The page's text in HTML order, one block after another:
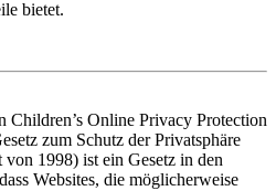
bietet.
Children’s Online Privacy Protection
zum Schutz der Privatsphäre
1998) ist ein Gesetz in den
Websites, die möglicherweise